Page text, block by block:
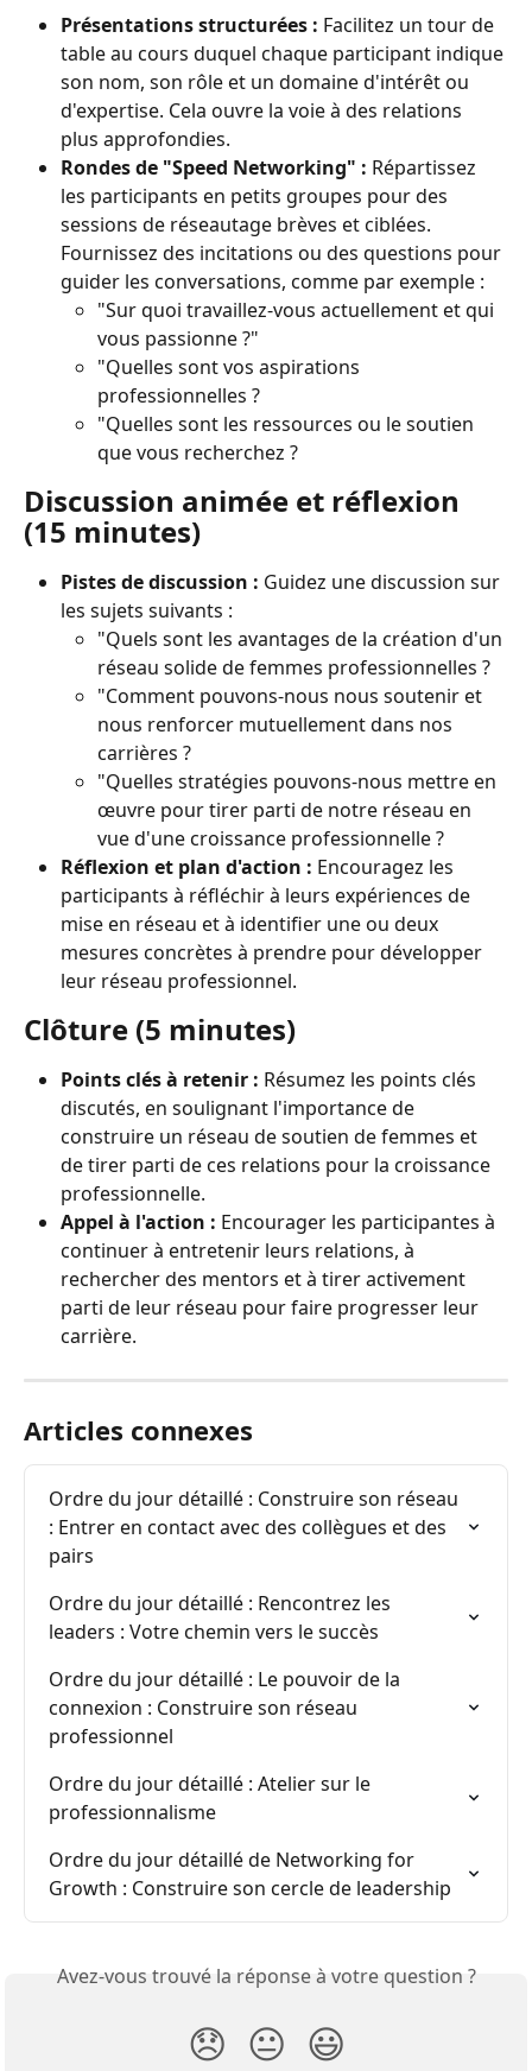
Présentations structurées : Facilitez un tour de
table au cours duquel chaque participant indique
son nom, son rôle et un domaine d'intérêt ou
d'expertise. Cela ouvre la voie à des relations
plus approfondies.
Rondes de "Speed Networking" : Répartissez
les participants en petits groupes pour des
sessions de réseautage brèves et ciblées.
Fournissez des incitations ou des questions pour
guider les conversations, comme par exemple :
"Sur quoi travaillez-vous actuellement et qui
vous passionne ?"
"Quelles sont vos aspirations
professionnelles ?
"Quelles sont les ressources ou le soutien
que vous recherchez ?
Discussion animée et réflexion
(15 minutes)
Pistes de discussion : Guidez une discussion sur
les sujets suivants :
"Quels sont les avantages de la création d'un
réseau solide de femmes professionnelles ?
"Comment pouvons-nous nous soutenir et
nous renforcer mutuellement dans nos
carrières ?
"Quelles stratégies pouvons-nous mettre en
œuvre pour tirer parti de notre réseau en
vue d'une croissance professionnelle ?
Réflexion et plan d'action : Encouragez les
participants à réfléchir à leurs expériences de
mise en réseau et à identifier une ou deux
mesures concrètes à prendre pour développer
leur réseau professionnel.
Clôture (5 minutes)
Points clés à retenir : Résumez les points clés
discutés, en soulignant l'importance de
construire un réseau de soutien de femmes et
de tirer parti de ces relations pour la croissance
professionnelle.
Appel à l'action : Encourager les participantes à
continuer à entretenir leurs relations, à
rechercher des mentors et à tirer activement
parti de leur réseau pour faire progresser leur
carrière.
Articles connexes
Ordre du jour détaillé : Construire son réseau
: Entrer en contact avec des collègues et des
pairs
Ordre du jour détaillé : Rencontrez les
leaders : Votre chemin vers le succès
Ordre du jour détaillé : Le pouvoir de la
connexion : Construire son réseau
professionnel
Ordre du jour détaillé : Atelier sur le
professionnalisme
Ordre du jour détaillé de Networking for
Growth : Construire son cercle de leadership
Avez-vous trouvé la réponse à votre question ?
😞 😐 😃